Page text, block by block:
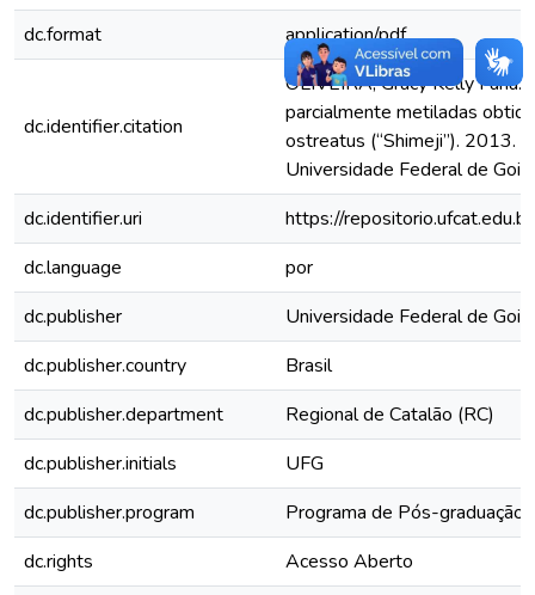
dc.format
application/pdf
dc.identifier.citation
OLIVEIRA, Gracy Kelly
parcialmente metiladas
ostreatus (“Shimeji”). 2013.
Universidade Federal de
dc.identifier.uri
https://
dc.language
por
dc.publisher
Universidade Federal de
dc.publisher.country
Brasil
dc.publisher.department
Regional de Catalão (RC)
dc.publisher.initials
UFG
dc.publisher.program
Programa de Pós-graduação
dc.rights
Acesso Aberto